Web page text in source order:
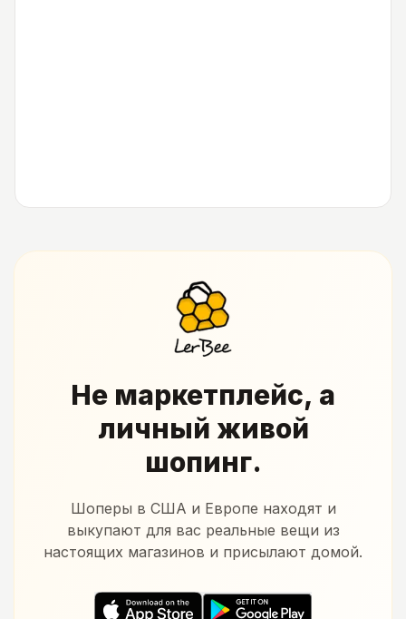
Не маркетплейс, а
личный живой
шопинг.
Шоперы в США и Европе находят и
выкупают для вас реальные вещи из
настоящих магазинов и присылают домой.